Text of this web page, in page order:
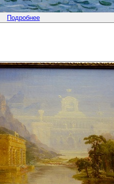
Подробнее